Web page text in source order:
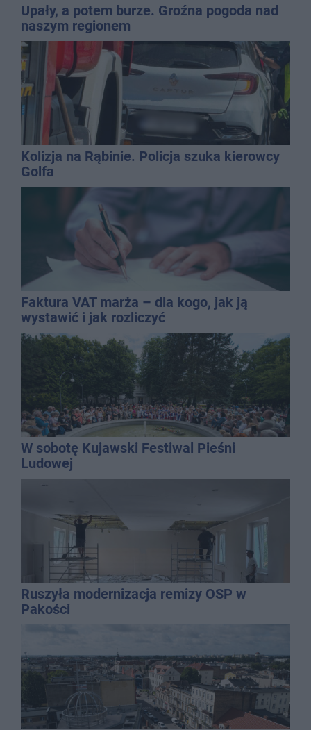
Upały, a potem burze. Groźna pogoda nad
naszym regionem
Kolizja na Rąbinie. Policja szuka kierowcy
Golfa
Faktura VAT marża – dla kogo, jak ją
wystawić i jak rozliczyć
W sobotę Kujawski Festiwal Pieśni
Ludowej
Ruszyła modernizacja remizy OSP w
Pakości